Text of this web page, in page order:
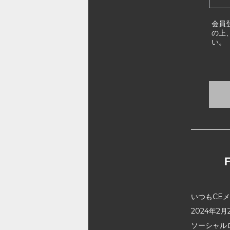
会員
の上
い。
いつもCE
2024年2月
ソーシャ